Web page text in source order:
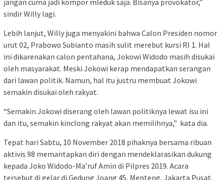
sindir Willy lagi.
Lebih lanjut, Willy juga menyakini bahwa Calon Presiden nomor
urut 02, Prabowo Subianto masih sulit merebut kursi RI 1. Hal
ini dikarenakan calon pentahana, Jokowi Widodo masih disukai
oleh masyarakat. Meski Jokowi kerap mendapatkan serangan
dari lawan politik. Namun, hal itu justru membuat Jokowi
semakin disukai oleh rakyat.
“Semakin Jokowi diserang oleh lawan politiknya lewat isu ini
dan itu, semakin kinclong rakyat akan memilihnya,” kata dia.
Tepat hari Sabtu, 10 November 2018 pihaknya bersama ribuan
aktivis 98 memantapkan diri dengan mendeklarasikan dukung
kepada Joko Widodo-Ma’ruf Amin di Pilpres 2019. Acara
tersebut di gelar di Gedung Joang 45, Menteng, Jakarta Pusat,